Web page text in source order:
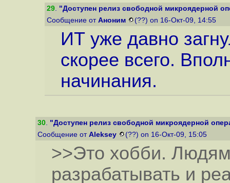
29. "Доступен релиз свободной микроядерной
Сообщение от Аноним (??) on 16-Окт-09, 14:55
ИТ уже давно
скорее всего.
начинания.
30. "Доступен релиз свободной микроядерной
Сообщение от Aleksey (??) on 16-Окт-09, 15:05
>>Это хобби.
разрабатывать и